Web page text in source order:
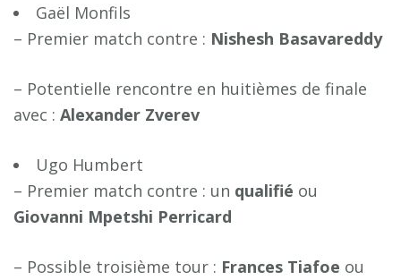
Gaël Monfils
– Premier match contre : Nishesh Basavareddy
– Potentielle rencontre en huitièmes de finale
avec : Alexander Zverev
Ugo Humbert
– Premier match contre : un qualifé ou
Giovanni Mpetshi Perricard
– Possible troisième tour : Frances Tiafoe ou